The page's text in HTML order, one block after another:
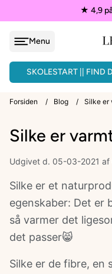
★ 4,9
Menu
SKOLESTART || FIND
ARMBÅND - 3
Forsiden / Blog / Silke er
Silke er
Udgivet d. 05-03-2021 af
Silke er et
egenskaber: Det er
så varmer det
det passer😸
Silke er de fibre, en